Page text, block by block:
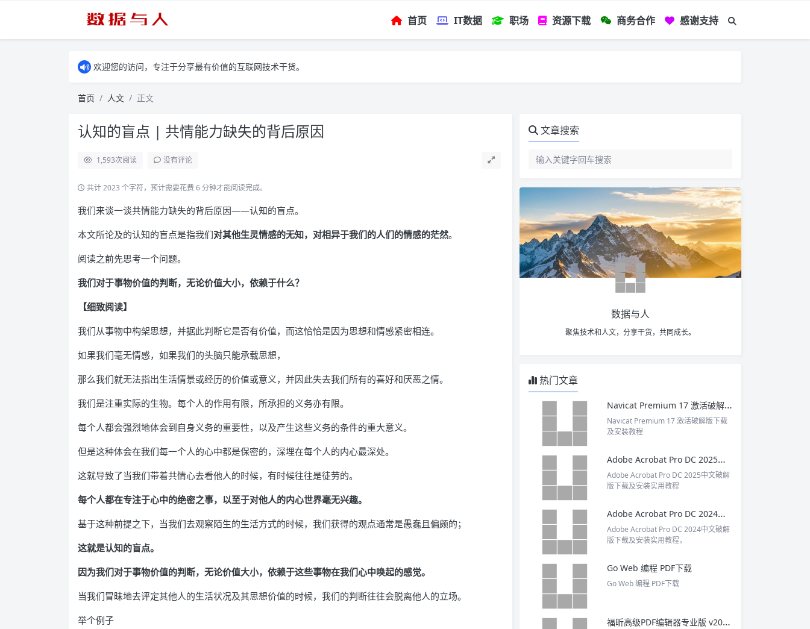
首页 IT数据 职场 资源下载 商务合作 感谢支持
欢迎您的访问，专注于分享最有价值的互联网技术干货。
首页 人文 正文
认知的盲点 | 共情能力缺失的背后原因
1,593次阅读 没有评论
共计 2023 个字符，预计需要花费 6 分钟才能阅读完成。
我们来谈一谈共情能力缺失的背后原因——认知的盲点。
本文所论及的认知的盲点是指我们对其他生灵情感的无知，对相异于我们的人们的情感的茫然。
阅读之前先思考一个问题。
我们对于事物价值的判断，无论价值大小，依赖于什么？
【细致阅读】
我们从事物中构架思想，并据此判断它是否有价值，而这恰恰是因为思想和情感紧密相连。
如果我们毫无情感，如果我们的头脑只能承载思想，
那么我们就无法指出生活情景或经历的价值或意义，并因此失去我们所有的喜好和厌恶之情。
我们是注重实际的生物。每个人的作用有限，所承担的义务亦有限。
每个人都会强烈地体会到自身义务的重要性，以及产生这些义务的条件的重大意义。
但是这种体会在我们每一个人的心中都是保密的，深埋在每个人的内心最深处。
这就导致了当我们带着共情心去看他人的时候，有时候往往是徒劳的。
每个人都在专注于心中的绝密之事，以至于对他人的内心世界毫无兴趣。
基于这种前提之下，当我们去观察陌生的生活方式的时候，我们获得的观点通常是愚蠢且偏颇的；
这就是认知的盲点。
因为我们对于事物价值的判断，无论价值大小，依赖于这些事物在我们心中唤起的感觉。
当我们冒昧地去评定其他人的生活状况及其思想价值的时候，我们的判断往往会脱离他人的立场。
举个例子
文章搜索
数据与人
聚焦技术和人文，分享干货，共同成长。
热门文章
Navicat Premium 17 激活破解版下载及安装教程
Navicat Premium 17 激活破解版下载
及安装教程
Adobe Acrobat Pro DC 2025中文破解版下载及安装实用教程
Adobe Acrobat Pro DC 2025中文破解
版下载及安装实用教程
Adobe Acrobat Pro DC 2024中文破解版下载及安装实用教程
Adobe Acrobat Pro DC 2024中文破解
版下载及安装实用教程，
Go Web 编程 PDF下载
Go Web 编程 PDF下载
福昕高级PDF编辑器专业版 v2025 中文激活版